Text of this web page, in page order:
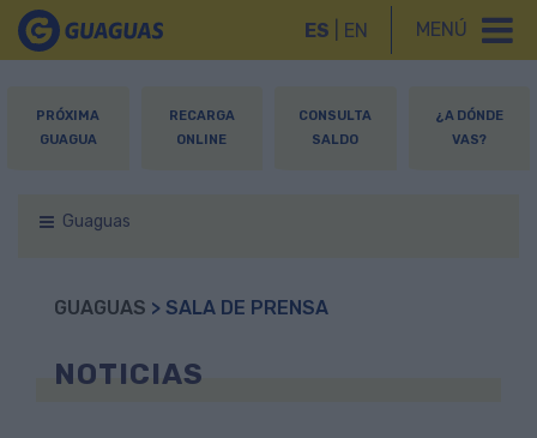
MENÚ
ES EN
PRÓXIMA
GUAGUA
RECARGA
ONLINE
CONSULTA
SALDO
¿A DÓNDE
VAS?
Guaguas
GUAGUAS > SALA DE PRENSA
NOTICIAS